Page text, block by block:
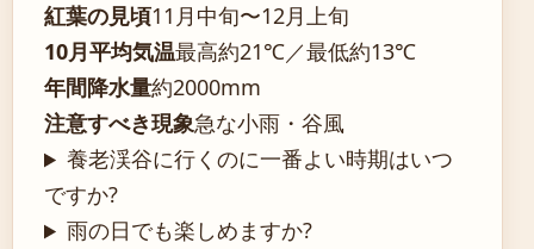
紅葉の見頃11月中旬〜12月上旬
10月平均気温最高約21℃／最低約13℃
年間降水量約2000mm
注意すべき現象急な小雨・谷風
養老渓谷に行くのに一番よい時期はいつ
ですか?
雨の日でも楽しめますか?